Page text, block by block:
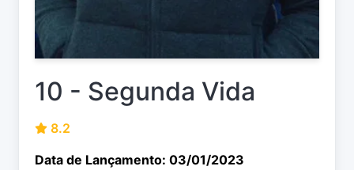
10 - Segunda Vida
8.2
Data de Lançamento: 03/01/2023